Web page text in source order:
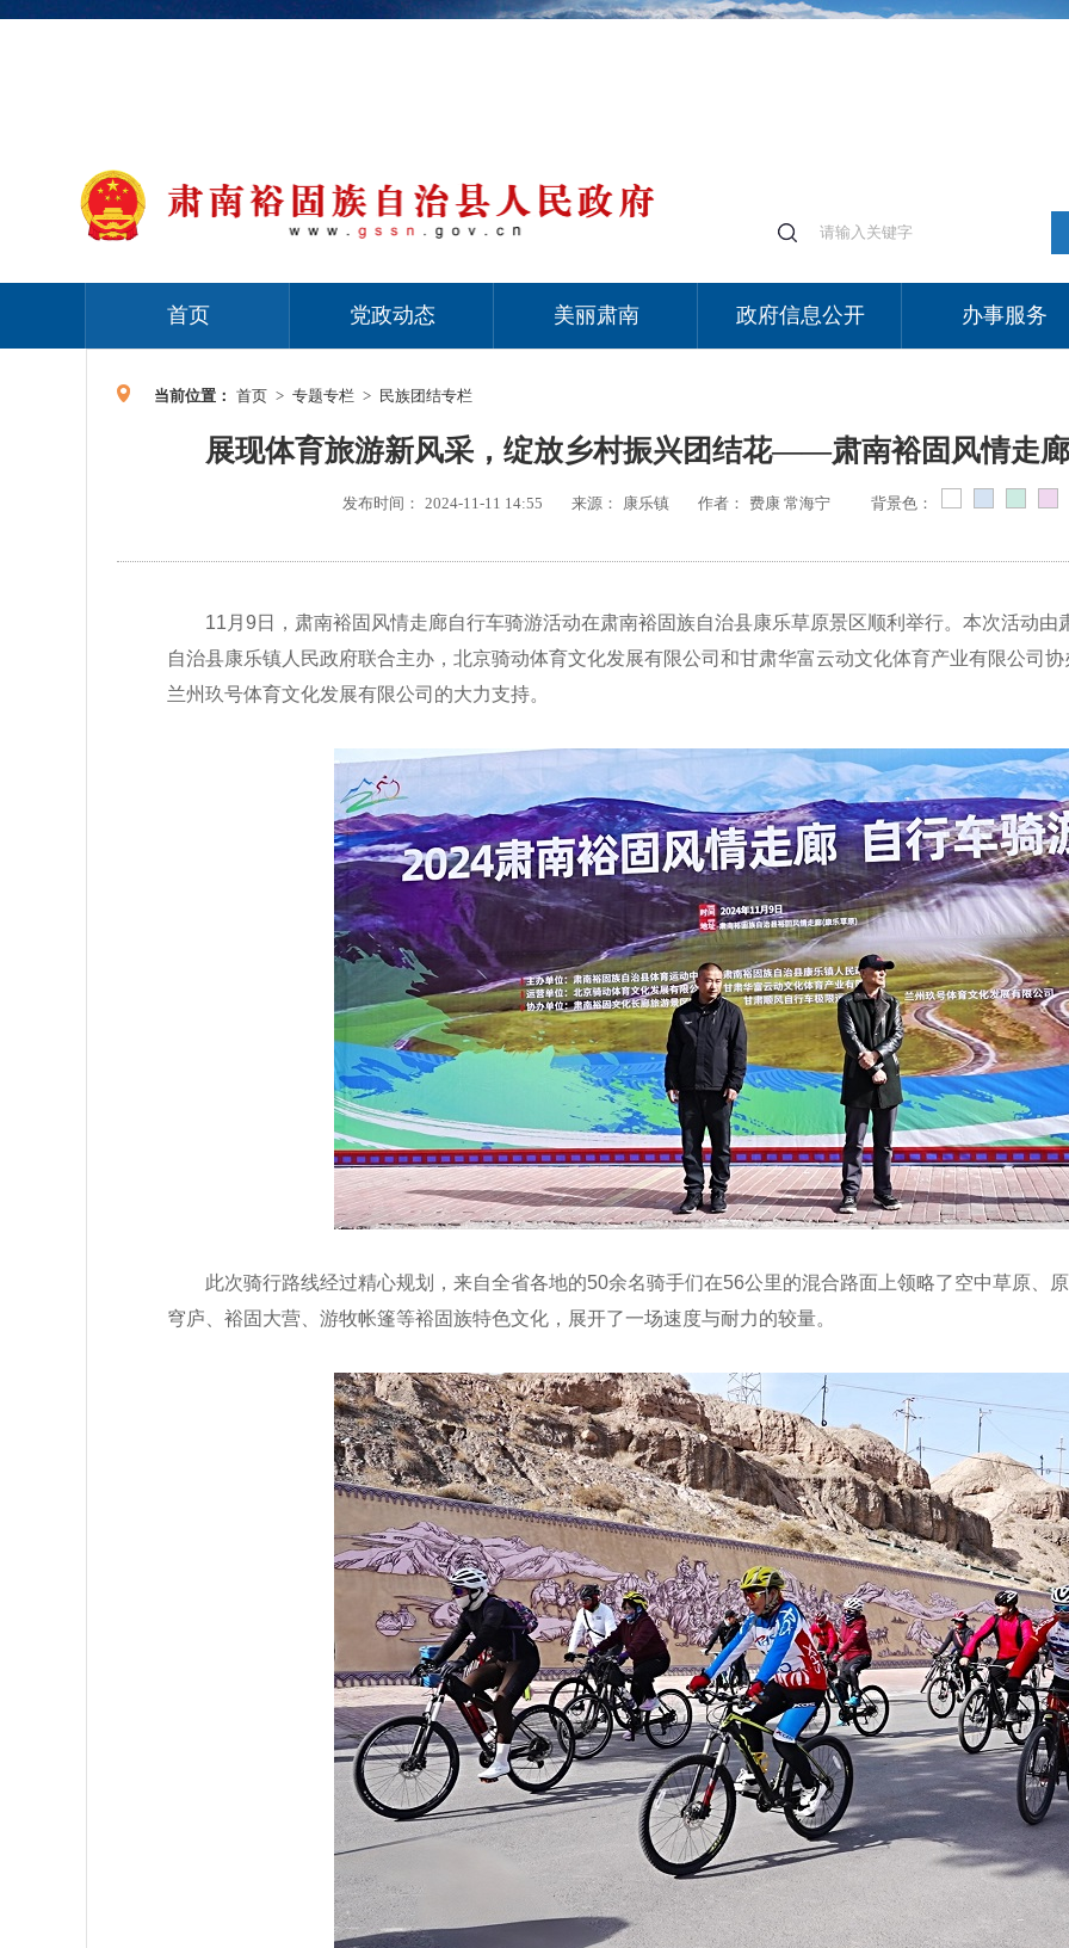
首页 党政动态 美丽肃南 政府信息公开 办事服务
当前位置： 首页 > 专题专栏 > 民族团结专栏
展现体育旅游新风采，绽放乡村振兴团结花——肃南裕固风情走
发布时间： 2024-11-11 14:55 来源： 康乐镇 作者： 费康 常海宁 背景色：
11月9日，肃南裕固风情走廊自行车骑游活动在肃南裕固族自治县康乐草原景区顺利 举行。本次活动由
自治县康乐镇人民政府联合主办，北京骑动体育文化发展有限公司和甘肃华富云动文化体育产业有限公司 协
兰州玖号体育文化发展有限公司的大力支持。
此次骑行路线经过精心规划， 来自全省各地的50余名骑手们在56公里的混合路面上领略了空中草原、
穹庐、裕固大营、游牧帐篷等裕固族特色文化， 展开了一场速度与耐力的较量。